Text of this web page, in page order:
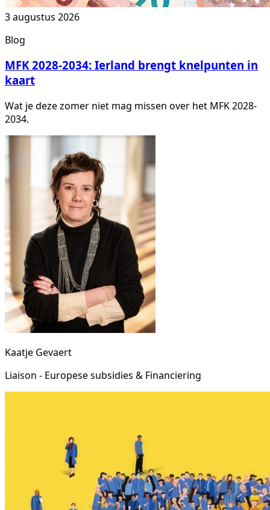
3 augustus 2026
Blog
MFK 2028-2034: Ierland brengt knelpunten in
kaart
Wat je deze zomer niet mag missen over het MFK 2028-
2034.
Kaatje Gevaert
Liaison - Europese subsidies & Financiering